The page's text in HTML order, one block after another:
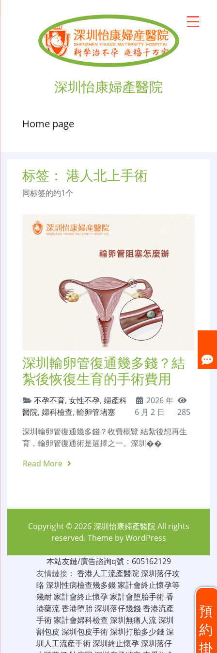
深圳怡康婦產醫院
Home page
标签： 港人北上手術
同标签的约1个
深圳輸卵管復通幾多錢？結
紮後恢復生育的手術費用
不孕不育, 女性不孕, 婦產科
醫院, 婦科檢查, 輸卵管堵塞
2026 年
6 月 2 日
285
深圳輸卵管復通幾多錢？收費概覽 結紮後想再生
育，輸卵管復通術是選擇之一。深圳��
Read More
預
約
掛
Copyright © 2026深圳怡康婦產醫院All rights
reserved. Theme byWordPress
本站友鏈/廣告諮詢q號：605162129
友情鏈接： 香港人工流產醫院深圳落仔攻
略 深圳性病檢查幾多錢家計會終止懷孕等
幾耐家計會終止懷孕家計會堕胎手術香
港藥流香港堕胎深圳落仔幾錢香港流產
手術家計會婦科檢查 深圳無痛人流深圳
割包皮 深圳包皮手術深圳打胎多少錢深
圳人工流産手術深圳終止懷孕深圳落仔